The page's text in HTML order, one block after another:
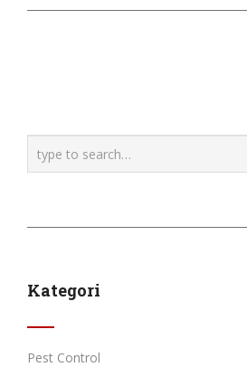
Kategori
Pest Control